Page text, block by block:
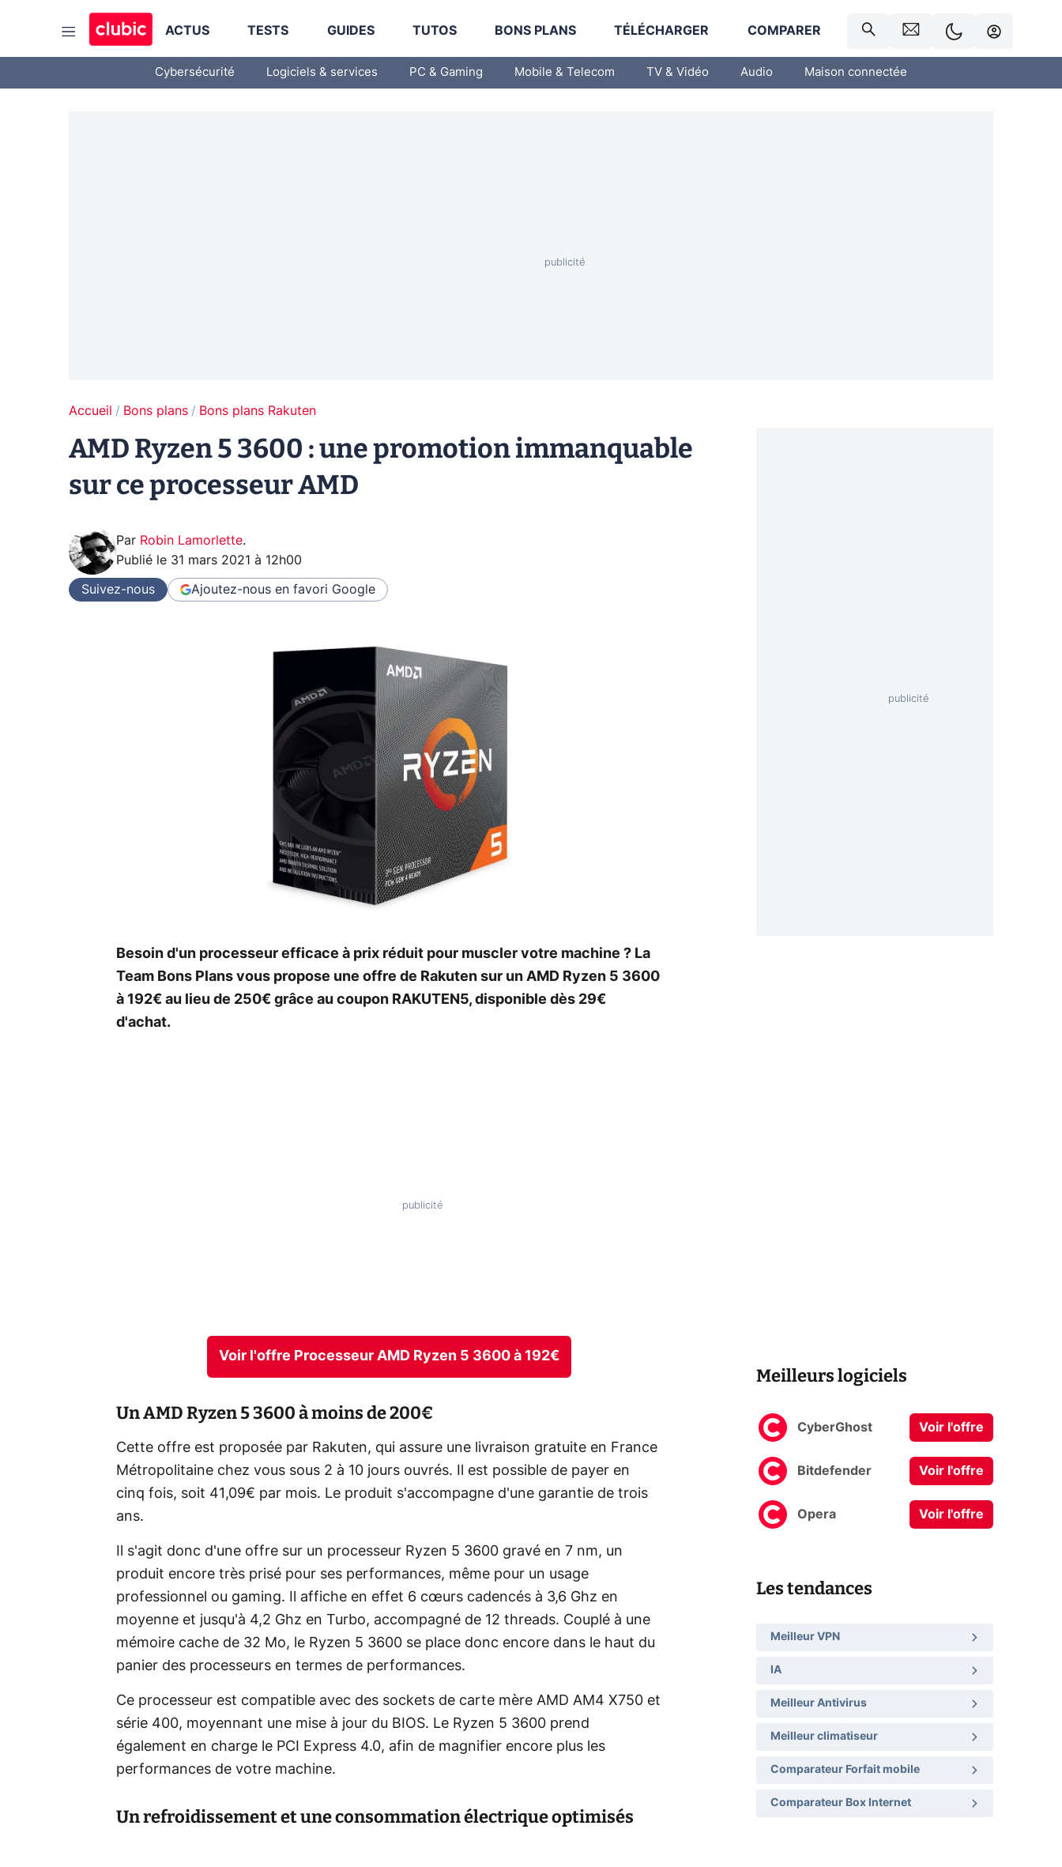
ACTUS TESTS GUIDES TUTOS BONS PLANS TÉLÉCHARGER COMPARER
Cybersécurité Logiciels & services PC & Gaming Mobile & Telecom TV & Vidéo Audio Maison connectée
Accueil Bons plans Bons plans Rakuten
AMD Ryzen 5 3600 : une promotion immanquable
sur ce processeur AMD
Par Robin Lamorlette.
Publié le 31 mars 2021 à 12h00
Suivez-nous Ajoutez-nous en favori Google
Besoin d'un processeur efficace à prix réduit pour muscler votre machine ? La
Team Bons Plans vous propose une offre de Rakuten sur un AMD Ryzen 5 3600
à 192€ au lieu de 250€ grâce au coupon RAKUTEN5, disponible dès 29€
d'achat.
Voir l'offre Processeur AMD Ryzen 5 3600 à 192€
Un AMD Ryzen 5 3600 à moins de 200€
Cette offre est proposée par Rakuten, qui assure une livraison gratuite en France
Métropolitaine chez vous sous 2 à 10 jours ouvrés. Il est possible de payer en
cinq fois, soit 41,09€ par mois. Le produit s'accompagne d'une garantie de trois
ans.
Il s'agit donc d'une offre sur un processeur Ryzen 5 3600 gravé en 7 nm, un
produit encore très prisé pour ses performances, même pour un usage
professionnel ou gaming. Il affiche en effet 6 cœurs cadencés à 3,6 Ghz en
moyenne et jusqu'à 4,2 Ghz en Turbo, accompagné de 12 threads. Couplé à une
mémoire cache de 32 Mo, le Ryzen 5 3600 se place donc encore dans le haut du
panier des processeurs en termes de performances.
Ce processeur est compatible avec des sockets de carte mère AMD AM4 X750 et
série 400, moyennant une mise à jour du BIOS. Le Ryzen 5 3600 prend
également en charge le PCI Express 4.0, afin de magnifier encore plus les
performances de votre machine.
Un refroidissement et une consommation électrique optimisés
Meilleurs logiciels
CyberGhost Voir l'offre
Bitdefender Voir l'offre
Opera Voir l'offre
Les tendances
Meilleur VPN
IA
Meilleur Antivirus
Meilleur climatiseur
Comparateur Forfait mobile
Comparateur Box Internet